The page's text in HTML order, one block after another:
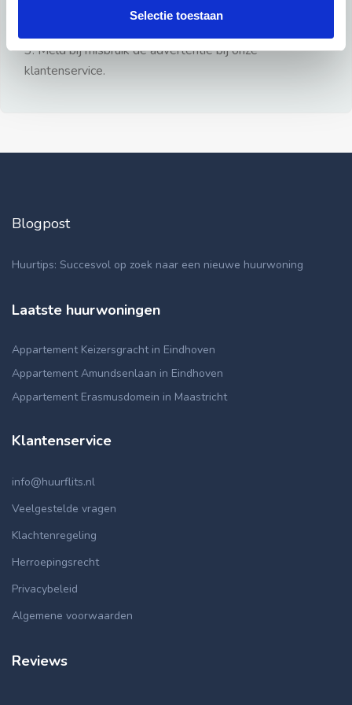
Selectie toestaan
3: Meld bij misbruik de advertentie bij onze
klantenservice.
Blogpost
Huurtips: Succesvol op zoek naar een nieuwe huurwoning
Laatste huurwoningen
Appartement Keizersgracht in Eindhoven
Appartement Amundsenlaan in Eindhoven
Appartement Erasmusdomein in Maastricht
Klantenservice
info@huurflits.nl
Veelgestelde vragen
Klachtenregeling
Herroepingsrecht
Privacybeleid
Algemene voorwaarden
Reviews